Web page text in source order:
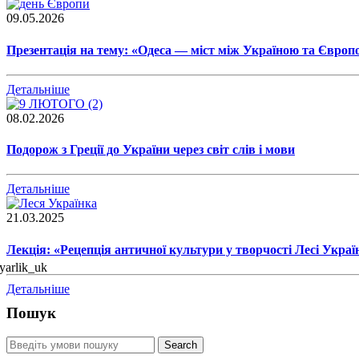
09.05.2026
Презентація на тему: «Одеса — міст між Україною та
Детальніше
08.02.2026
Подорож з Греції до України через світ слів і мови
Детальніше
21.03.2025
Лекція: «Рецепція античної культури у творчості Лесі
Детальніше
Пошук